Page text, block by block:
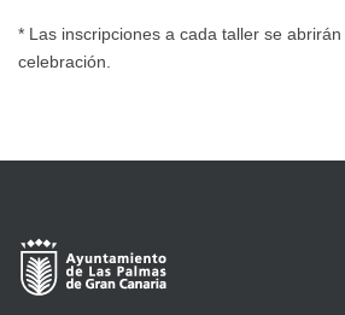
* Las inscripciones a cada taller se
celebración.